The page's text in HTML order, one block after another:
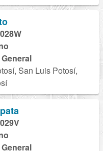
San Luis Potosí,